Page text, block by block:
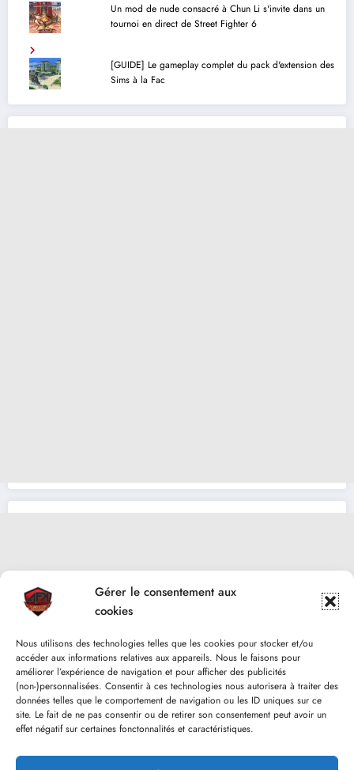
Gérer le consentement aux
cookies
Nous utilisons des technologies telles que les cookies pour stocker et/ou
accéder aux informations relatives aux appareils. Nous le faisons pour
améliorer l’expérience de navigation et pour afficher des publicités
(non-)personnalisées. Consentir à ces technologies nous autorisera à traiter des
données telles que le comportement de navigation ou les ID uniques sur ce
site. Le fait de ne pas consentir ou de retirer son consentement peut avoir un
effet négatif sur certaines fonctonnalités et caractéristiques.
Un mod de nude consacré à Chun Li s'invite dans un
tournoi en direct de Street Fighter 6
[GUIDE] Le gameplay complet du pack d'extension des
Sims à la Fac